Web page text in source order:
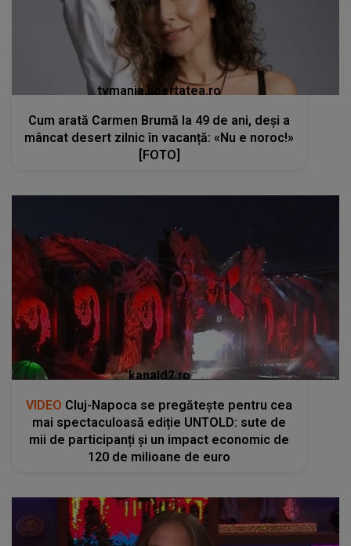
tvmania.libertatea.ro
Cum arată Carmen Brumă la 49 de ani, deși a
mâncat desert zilnic în vacanță: «Nu e noroc!»
[FOTO]
kanald2.ro
VIDEO Cluj-Napoca se pregătește pentru cea
mai spectaculoasă ediție UNTOLD: sute de
mii de participanți și un impact economic de
120 de milioane de euro